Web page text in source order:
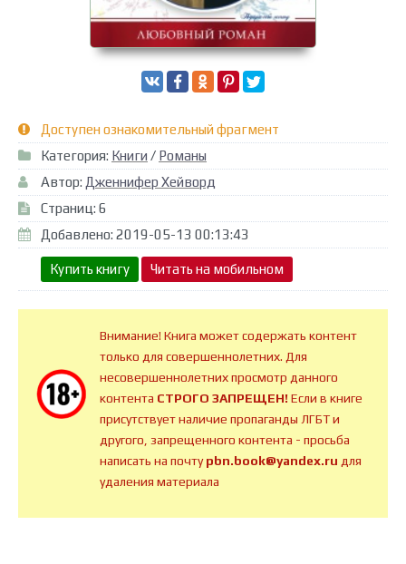
Доступен ознакомительный фрагмент
Категория: Книги / Романы
Автор: Дженнифер Хейворд
Страниц: 6
Добавлено: 2019-05-13 00:13:43
Купить книгу Читать на мобильном
Внимание! Книга может содержать контент
только для совершеннолетних. Для
несовершеннолетних просмотр данного
контента СТРОГО ЗАПРЕЩЕН!Если в книге
присутствует наличие пропаганды ЛГБТ и
другого, запрещенного контента - просьба
написать на почтуpbn.book@yandex.ru для
удаления материала